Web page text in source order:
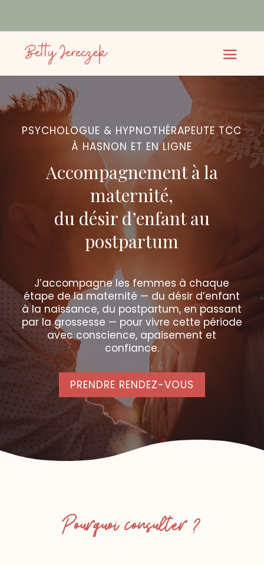
PSYCHOLOGUE & HYPNOTHÉRAPEUTE TCC
À HASNON ET EN LIGNE
Accompagnement à la
maternité,
du désir d’enfant au
postpartum
J’accompagne les femmes à chaque
étape de la maternité — du désir d’enfant
à la naissance, du postpartum, en passant
par la grossesse — pour vivre cette période
avec conscience, apaisement et
confiance.
PRENDRE RENDEZ-VOUS
Pourquoi consulter ?